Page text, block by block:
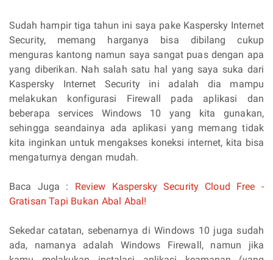
Sudah hampir tiga tahun ini saya pake Kaspersky Internet
Security, memang harganya bisa dibilang cukup
menguras kantong namun saya sangat puas dengan apa
yang diberikan. Nah salah satu hal yang saya suka dari
Kaspersky Internet Security ini adalah dia mampu
melakukan konfigurasi Firewall pada aplikasi dan
beberapa services Windows 10 yang kita gunakan,
sehingga seandainya ada aplikasi yang memang tidak
kita inginkan untuk mengakses koneksi internet, kita bisa
mengaturnya dengan mudah.
Baca Juga : Review Kaspersky Security Cloud Free -
Gratisan Tapi Bukan Abal Abal!
Sekedar catatan, sebenarnya di Windows 10 juga sudah
ada, namanya adalah Windows Firewall, namun jika